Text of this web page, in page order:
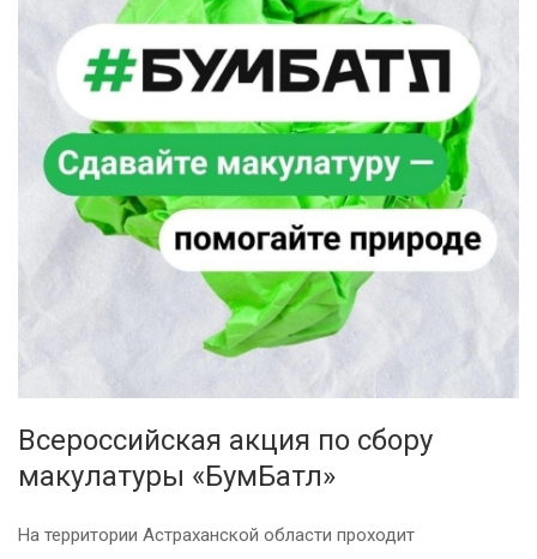
Всероссийская акция по сбору
макулатуры «БумБатл»
На территории Астраханской области проходит